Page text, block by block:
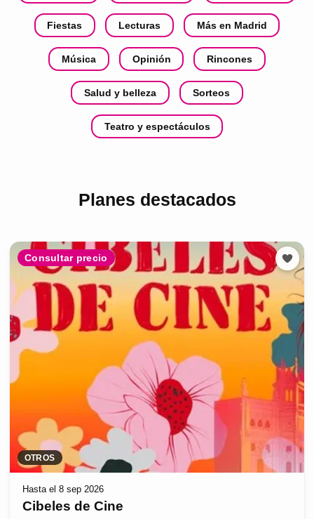
Fiestas Lecturas Más en Madrid
Música Opinión Rincones
Salud y belleza Sorteos
Teatro y espectáculos
Planes destacados
Consultar precio
OTROS
Hasta el 8 sep 2026
Cibeles de Cine